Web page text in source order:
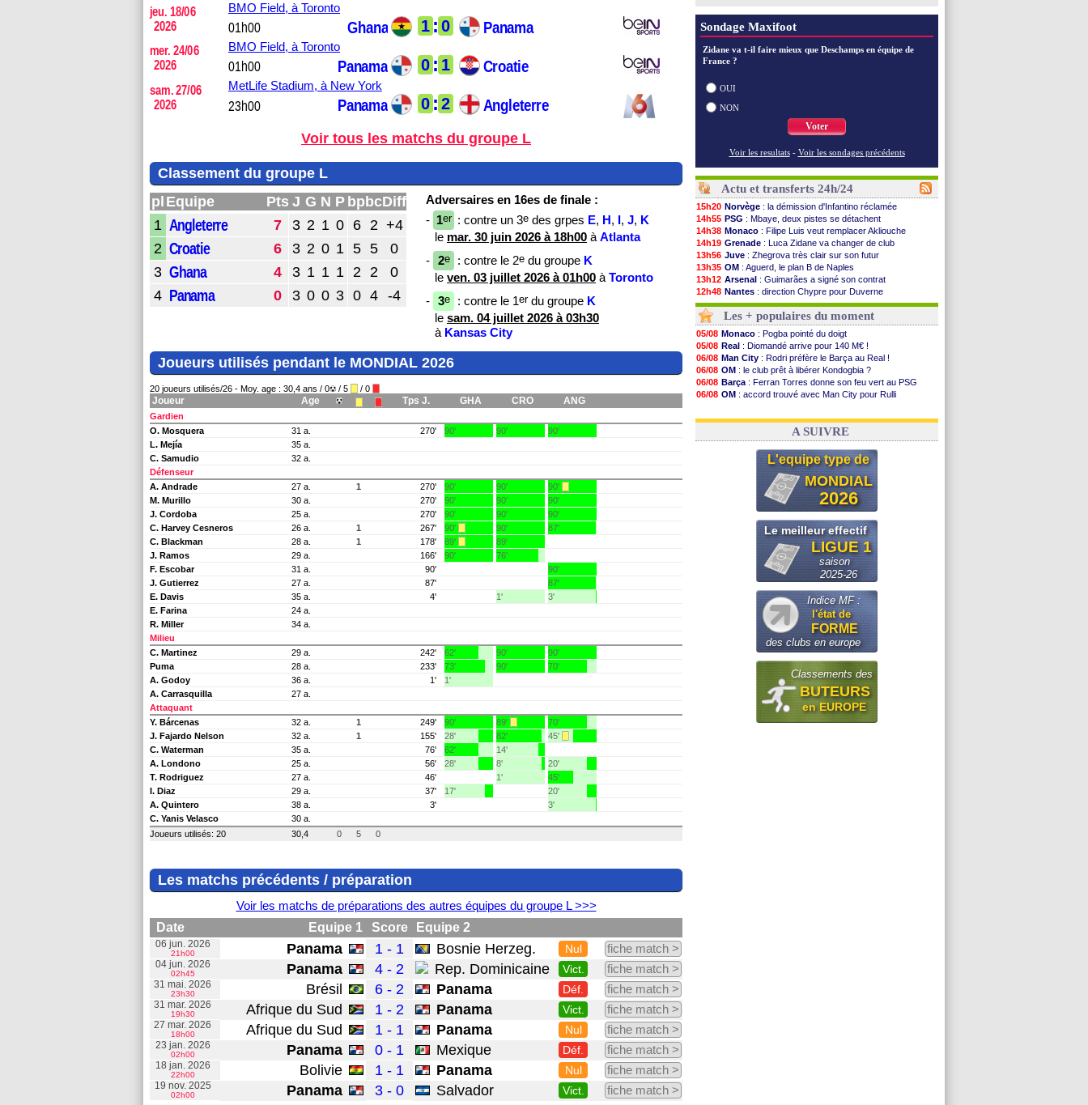
jeu. 18/06
2026
BMO Field, à Toronto
01h00 Ghana 1:0 Panama
mer. 24/06
2026
BMO Field, à Toronto
01h00 Panama 0:1 Croatie
sam. 27/06
2026
MetLife Stadium, à New York
23h00 Panama 0:2 Angleterre
Voir tous les matchs du groupe L
Classement du groupe L
pl Equipe Pts J G N P bp bcDiff
1 Angleterre 7 3 2 1 0 6 2 +4
2 Croatie 6 3 2 0 1 5 5
0
3 Ghana 4 3 1 1 1 2 2
0
4 Panama 0 3 0 0 3 0 4 -4
Adversaires en 16es de finale :
- 1er : contre un 3e des grpes E, H, I, J, K
le mar. 30 juin 2026 à 18h00 à Atlanta
- 2e : contre le 2e du groupe K
le ven. 03 juillet 2026 à 01h00 à Toronto
- 3e : contre le 1erdu groupe K
le sam. 04 juillet 2026 à 03h30
à Kansas City
Joueurs utilisés pendant le MONDIAL 2026
20 joueurs utilisés/26 - Moy. age : 30,4 ans / 0 / 5 / 0
Joueur Age Tps J. GHA CRO ANG
Gardien
O. Mosquera
31 a. 270' 90' 90'
90'
L. Mejía
35 a.
C. Samudio
32 a.
Défenseur
A. Andrade
27 a. 1 270' 90' 90'
90'
M. Murillo
30 a. 270' 90' 90'
90'
J. Cordoba
25 a. 270' 90' 90'
90'
C. Harvey Cesneros
26 a. 1 267' 90' 90'
87'
C. Blackman
28 a. 1 178' 89'
89'
J. Ramos
29 a. 166' 90'
76'
F. Escobar
31 a. 90'
90'
J. Gutierrez
27 a. 87'
87'
E. Davis
35 a. 4' 1'
3'
E. Farina
24 a.
R. Miller
34 a.
Milieu
C. Martinez
29 a. 242' 62' 90'
90'
Puma
28 a. 233' 73' 90'
70'
A. Godoy
36 a. 1'
1'
A. Carrasquilla
27 a.
Attaquant
Y. Bárcenas
32 a. 1 249' 90' 89'
70'
J. Fajardo Nelson
32 a. 1 155' 28' 82'
45'
C. Waterman
35 a. 76' 62'
14'
A. Londono
25 a. 56' 28' 8'
20'
T. Rodriguez
27 a. 46' 1'
45'
I. Diaz
29 a. 37' 17'
20'
A. Quintero
38 a. 3'
3'
C. Yanis Velasco
30 a.
Joueurs utilisés: 20
30,4 0 5 0
Les matchs précédents / préparation
Voir les matchs de préparations des autres équipes du groupe L >>>
Date
Equipe 1 Score Equipe 2
06 jun. 2026
21h00 Panama 1 - 1 Bosnie Herzeg. Nul fiche match >
04 jun. 2026
02h45 Panama 4 - 2 Rep. Dominicaine Vict. fiche match >
31 mai. 2026
23h30 Brésil 6 - 2 Panama Déf. fiche match >
31 mar. 2026
19h30 Afrique du Sud 1 - 2 Panama Vict. fiche match >
27 mar. 2026
18h00 Afrique du Sud 1 - 1 Panama Nul fiche match >
23 jan. 2026
02h00 Panama 0 - 1 Mexique Déf. fiche match >
18 jan. 2026
22h00 Bolivie 1 - 1 Panama Nul fiche match >
19 nov. 2025
02h00 Panama 3 - 0 Salvador Vict. fiche match >
Sondage Maxifoot
Zidane va t-il faire mieux que Deschamps en équipe de
France ?
OUI
NON
Voter
Voir les resultats - Voir les sondages précédents
Actu et transferts 24h/24
15h20 Norvège : la démission d'Infantino réclamée
14h55 PSG : Mbaye, deux pistes se détachent
14h38 Monaco : Filipe Luis veut remplacer Akliouche
14h19 Grenade : Luca Zidane va changer de club
13h56 Juve : Zhegrova très clair sur son futur
13h35 OM : Aguerd, le plan B de Naples
13h12 Arsenal : Guimarães a signé son contrat
12h48 Nantes : direction Chypre pour Duverne
12h25 Monaco: le remplaçant d'Akliouche en ...
12h06
Man Utd: Bayindir signe au Celta (officiel)
11h53 Man City: Enzo Fernandez pour l'après-Rodri ?
11h31
Naples : l'option Monaco pour Lukaku !
11h10
OM : Lucas Perri a été approché
10h52
PSG: le coach de l'Ajax insiste pour Godts
10h33
PSG: une 2e offre en préparation pour Godts
10h12
Francfort: Dina Ebimbe signe à Schalke (off.)
10h09
Strasbourg: Saïdou Sow prêté à Nantes (off.)
09h44 Dortmund: Newcastle est prévenu pour Nmecha
: première offre à 45 M€ pour Rodri ?
Argentine: le soutien très appuyé à Infantino
Tottenham: Van de Ven va prolonger
: l'agent de Rodri confirme !
: la CAF soutient Infantino
Voir les brèves précédentes
Les + populaires du moment
05/08 Monaco : Pogba pointé du doigt
05/08 Real : Diomandé arrive pour 140 M€ !
06/08 Man City : Rodri préfère le Barça au Real !
06/08 OM : le club prêt à libérer Kondogbia ?
06/08 Barça : Ferran Torres donne son feu vert au PSG
06/08 OM : accord trouvé avec Man City pour Rulli
06/08 PSG: Luis Enrique satisfait malgré tout
A SUIVRE
L'equipe type de
MONDIAL
2026
Le meilleur effectif
LIGUE 1
saison
2025-26
Indice MF :
l'état de
FORME
des clubs en europe
Classements des
BUTEURS
en EUROPE